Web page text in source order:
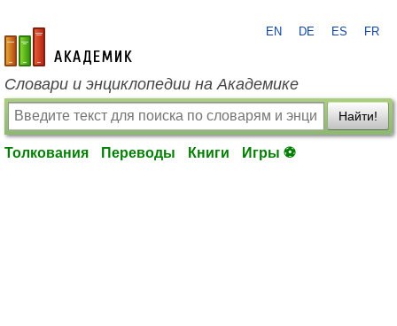
academic.ru
EN DE ES FR
Словари и энциклопедии на Академике
Найти!
Толкования Переводы Книги Игры ⚽